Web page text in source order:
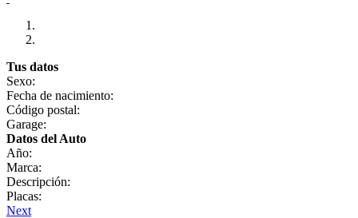
Tus datos
Sexo:
Fecha de nacimiento:
Código postal:
Garage:
Datos del Auto
Año:
Marca:
Descripción:
Placas:
Next